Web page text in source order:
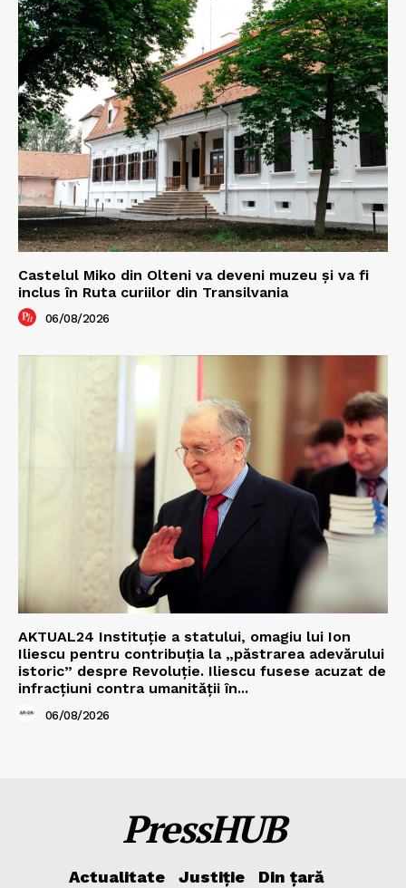
Castelul Miko din Olteni va deveni muzeu şi va fi
inclus în Ruta curiilor din Transilvania
06/08/2026
AKTUAL24 Instituție a statului, omagiu lui Ion
Iliescu pentru contribuția la „păstrarea adevărului
istoric” despre Revoluție. Iliescu fusese acuzat de
infracțiuni contra umanității în...
06/08/2026
PressHUB
Actualitate Justiție
Din țară